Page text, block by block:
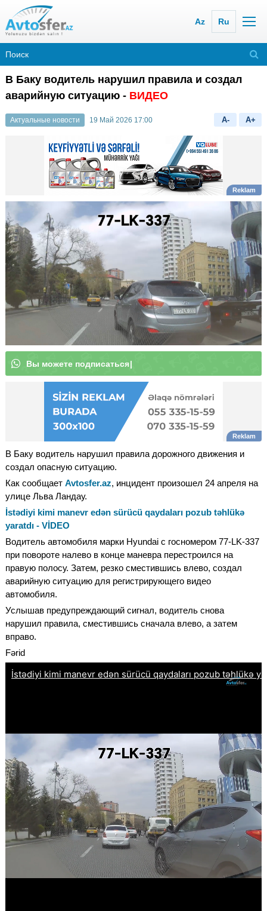
Az Ru
В Баку водитель нарушил правила и создал
аварийную ситуацию - ВИДЕО
Актуальные новости 19 Май 2026 17:00 A- A+
Вы можете подписаться
В Баку водитель нарушил правила дорожного движения и
создал опасную ситуацию.
Как сообщает Avtosfer.az, инцидент произошел 24 апреля на
улице Льва Ландау.
İstədiyi kimi manevr edən sürücü qaydaları pozub təhlükə
yaratdı - VİDEO
Водитель автомобиля марки Hyundai с госномером 77-LK-337
при повороте налево в конце маневра перестроился на
правую полосу. Затем, резко сместившись влево, создал
аварийную ситуацию для регистрирующего видео
автомобиля.
Услышав предупреждающий сигнал, водитель снова
нарушил правила, сместившись сначала влево, а затем
вправо.
Fərid